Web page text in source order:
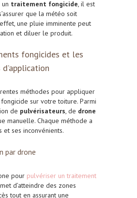
traitement fongicide, il est
que la météo soit
une pluie imminente peut
et diluer le produit.
fongicides et les
méthodes pour appliquer
sur votre toiture. Parmi
de pulvérisateurs, de drone
manuelle. Chaque méthode a
et ses inconvénients.
par drone
pour pulvériser un traitement
d’atteindre des zones
tout en assurant une